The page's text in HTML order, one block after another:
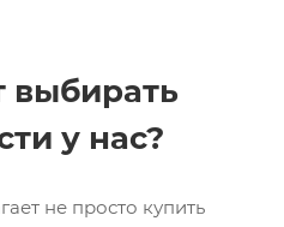
выбирать
у нас?
не просто купить